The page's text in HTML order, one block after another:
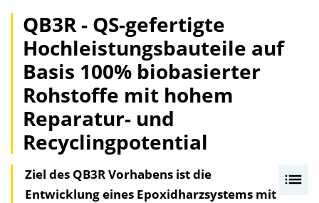
QB3R - QS-gefertigte
Hochleistungsbauteile auf
Basis 100% biobasierter
Rohstoffe mit hohem
Reparatur- und
Recyclingpotential
Ziel des QB3R Vorhabens ist die
Entwicklung eines Epoxidharzsystems mit